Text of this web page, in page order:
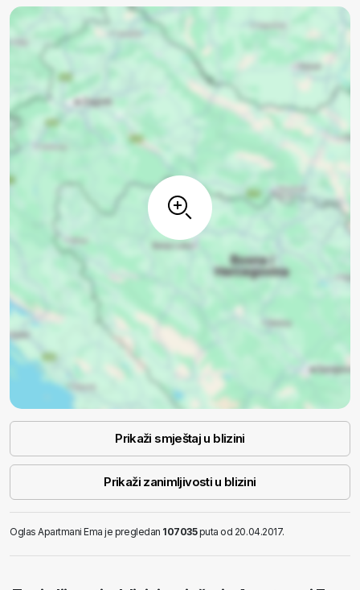
Prikaži smještaj u blizini
Prikaži zanimljivosti u blizini
Oglas Apartmani Ema je pregledan 107035puta od 20.04.2017.